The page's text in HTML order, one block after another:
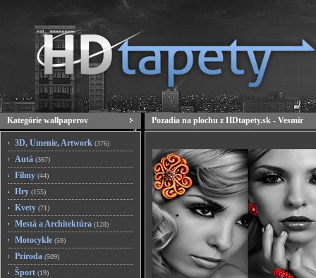
Kategórie wallpaperov
3D, Umenie, Artwork (376)
Autá (367)
Filmy (44)
Hry (155)
Kvety (71)
Mestá a Architektúra (128)
Motocykle (59)
Príroda (509)
Šport (19)
Pozadia na plochu z HDtapety.sk - Vesmír